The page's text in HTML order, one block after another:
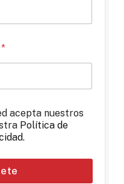
*
acepta nuestros
Política de
.